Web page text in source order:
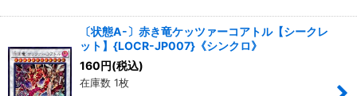
〔状態A-〕赤き竜ケッツァーコアトル【シークレ
ット】{LOCR-JP007}《シンクロ》
160円(税込)
在庫数 1枚